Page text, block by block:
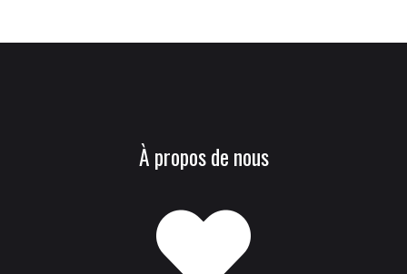
À propos de nous